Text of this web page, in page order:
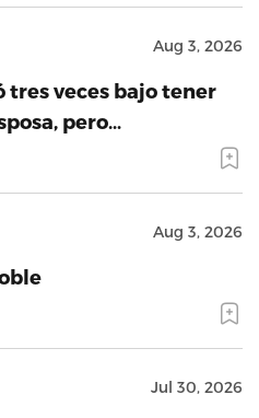
Aug 3, 2026
tres veces bajo tener
pero…
Aug 3, 2026
Jul 30, 2026